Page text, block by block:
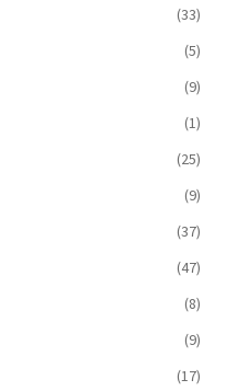
(33)
(5)
(9)
(1)
(25)
(9)
(37)
(47)
(8)
(9)
(17)